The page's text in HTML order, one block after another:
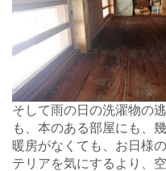
そして雨の日の洗濯物の
も、本のある部屋にも、
暖房がなくても、お日様
テリアを気にするより、